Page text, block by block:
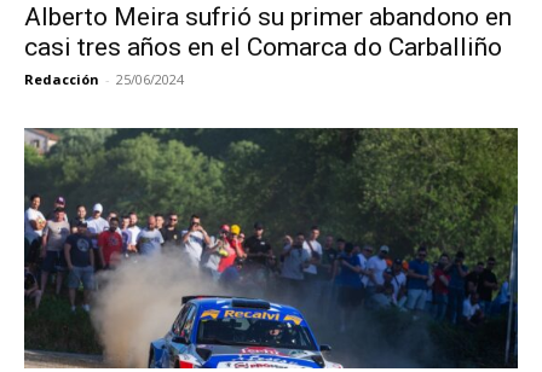
Alberto Meira sufrió su primer abandono en
casi tres años en el Comarca do Carballiño
Redacción - 25/06/2024